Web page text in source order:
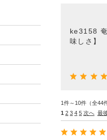
スキン＆ボディケア
モリンガ全商品
ヘアケアお悩み解決
オリジナル化粧水比較
健康と美容アンケート
ke3158
味しさ】
1件～10件（全44
1 2 3 4 5 次へ 最